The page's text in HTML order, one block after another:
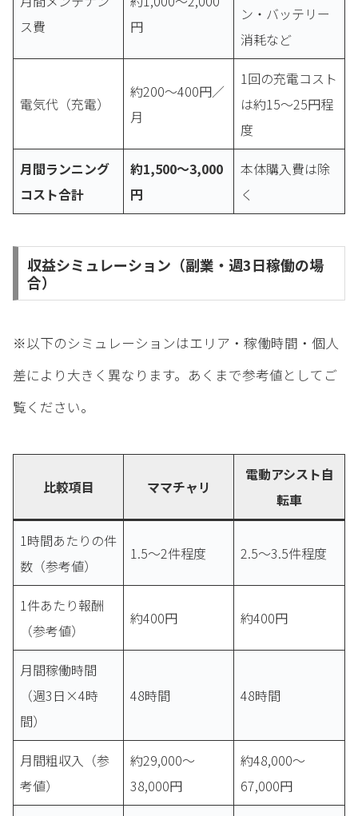
ス費
円
ン・バッテリー
消耗など
電気代（充電）
約200〜400円／
月
1回の充電コスト
は約15〜25円程
度
月間ランニング
コスト合計
約1,500〜3,000
円
本体購入費は除
く
収益シミュレーション（副業・週3日稼働の場
合）
※以下のシミュレーションはエリア・稼働時間・個人
差により大きく異なります。あくまで参考値としてご
覧ください。
比較項目 ママチャリ
電動アシスト自
転車
1時間あたりの件
数（参考値）
1.5〜2件程度 2.5〜3.5件程度
1件あたり報酬
（参考値）
約400円 約400円
月間稼働時間
（週3日×4時
間）
48時間 48時間
月間粗収入（参
考値）
約29,000〜
38,000円
約48,000〜
67,000円